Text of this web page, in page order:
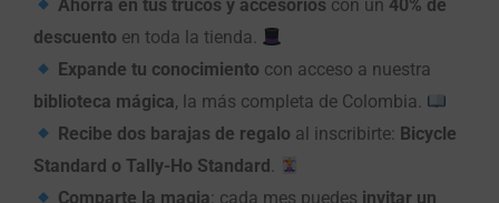
Ahorra en tus trucos y accesorios con un 40% de
descuento en toda la tienda.
Expande tu conocimiento con acceso a nuestra
biblioteca mágica, la más completa de Colombia.
Recibe dos barajas de regalo al inscribirte: Bicycle
Standard o Tally-Ho Standard .
Comparte la magia: cada mes puedes invitar un